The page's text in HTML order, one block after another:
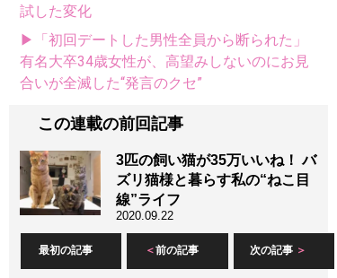
試した変化
▶「初回デートした男性全員から断られた」
有名大卒34歳女性が、高望みしないのにお見
合いが全滅した“発言のクセ”
この連載の前回記事
3匹の飼い猫が35万いいね！ バ
ズリ猫様と暮らす私の“ねこ目
線”ライフ
2020.09.22
最初の記事 前の記事 次の記事